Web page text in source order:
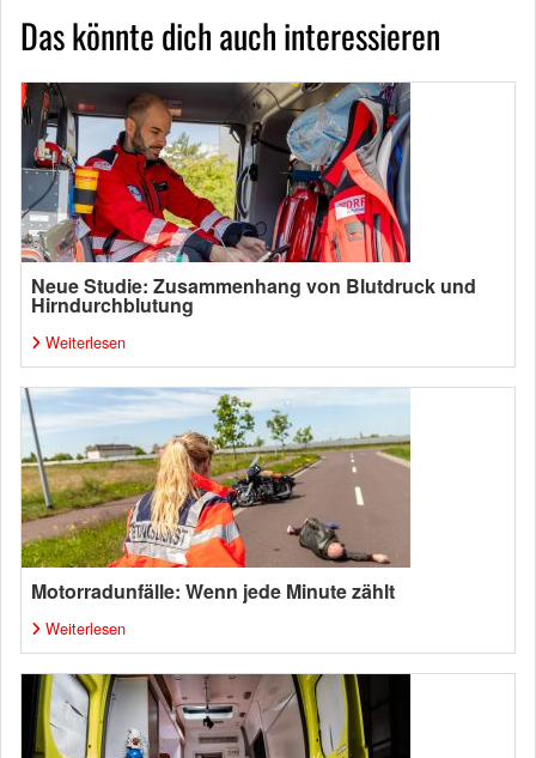
Das könnte dich auch interessieren
Neue Studie: Zusammenhang von Blutdruck und
Hirndurchblutung
Weiterlesen
Motorradunfälle: Wenn jede Minute zählt
Weiterlesen